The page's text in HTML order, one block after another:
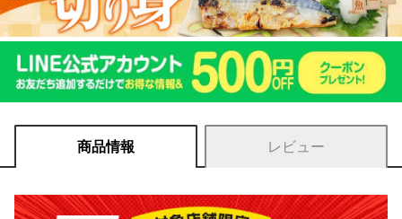
商品情報 レビュー